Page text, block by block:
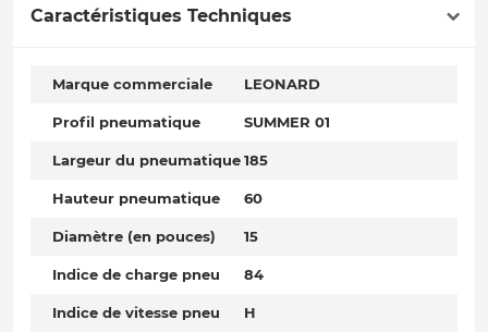
Caractéristiques Techniques
Marque commerciale LEONARD
Profil pneumatique SUMMER 01
Largeur du pneumatique185
Hauteur pneumatique 60
Diamètre (en pouces) 15
Indice de charge pneu 84
Indice de vitesse pneu H